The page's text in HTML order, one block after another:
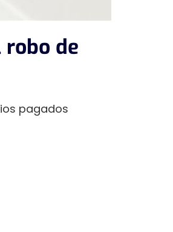
de
pagados